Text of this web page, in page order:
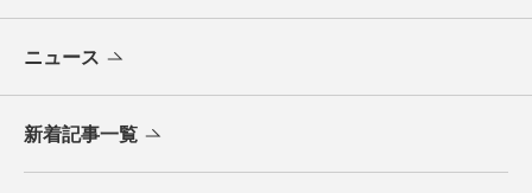
ニュース
新着記事一覧